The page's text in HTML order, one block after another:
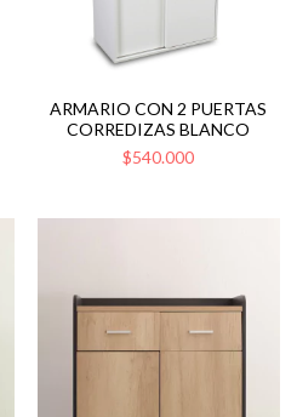
ARMARIO CON 2 PUERTAS
CORREDIZAS BLANCO
$540.000